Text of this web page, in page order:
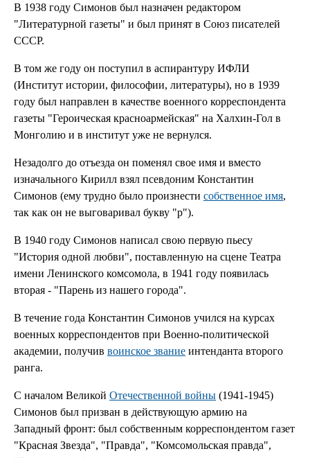
В 1938 году Симонов был назначен редактором
"Литературной газеты" и был принят в Союз писателей
СССР.
В том же году он поступил в аспирантуру ИФЛИ
(Институт истории, философии, литературы), но в 1939
году был направлен в качестве военного корреспондента
газеты "Героическая красноармейская" на Халхин-Гол в
Монголию и в институт уже не вернулся.
Незадолго до отъезда он поменял свое имя и вместо
изначального Кирилл взял псевдоним Константин
Симонов (ему трудно было произнести собственное имя,
так как он не выговаривал букву "р").
В 1940 году Симонов написал свою первую пьесу
"История одной любви", поставленную на сцене Театра
имени Ленинского комсомола, в 1941 году появилась
вторая - "Парень из нашего города".
В течение года Константин Симонов учился на курсах
военных корреспондентов при Военно-политической
академии, получив воинское звание интенданта второго
ранга.
С началом Великой Отечественной войны (1941-1945)
Симонов был призван в действующую армию на
Западный фронт: был собственным корреспондентом газет
"Красная Звезда", "Правда", "Комсомольская правда",